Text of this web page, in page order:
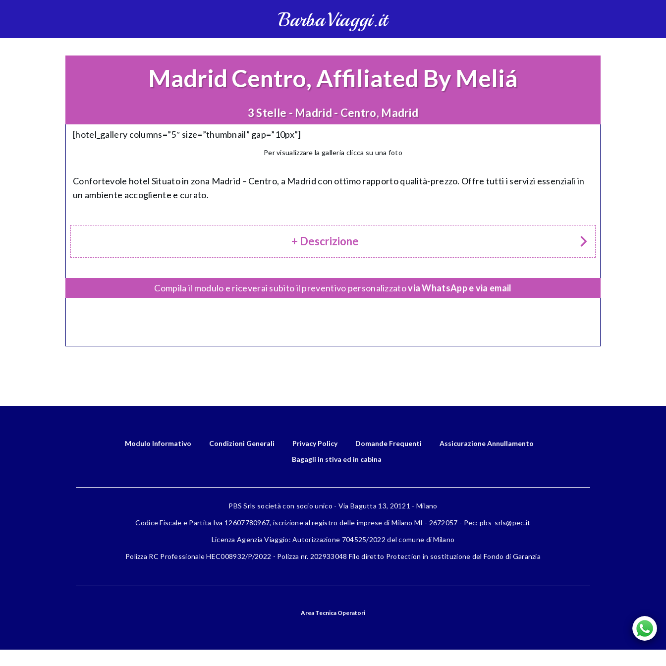
BarbaViaggi.it
Madrid Centro, Affiliated By Meliá
3 Stelle - Madrid - Centro, Madrid
[hotel_gallery columns=”5″ size=”thumbnail” gap=”10px”]
Per visualizzare la galleria clicca su una foto
Confortevole hotel Situato in zona Madrid – Centro, a Madrid con ottimo rapporto qualità-prezzo. Offre tutti i servizi essenziali in
un ambiente accogliente e curato.
+ Descrizione
Compila il modulo e riceverai subito il preventivo personalizzatovia WhatsApp e via email
Modulo Informativo Condizioni Generali Privacy Policy Domande Frequenti
Assicurazione Annullamento
Bagagli in stiva ed in cabina
PBS Srls società con socio unico - Via Bagutta 13, 20121 - Milano
Codice Fiscale e Partita Iva 12607780967, iscrizione al registro delle imprese di Milano MI - 2672057 - Pec: pbs_srls@pec.it
Licenza Agenzia Viaggio: Autorizzazione 704525/2022 del comune di Milano
Polizza RC Professionale HEC008932/P/2022 - Polizza nr. 202933048 Filo diretto Protection in sostituzione del Fondo di Garanzia
Area Tecnica Operatori